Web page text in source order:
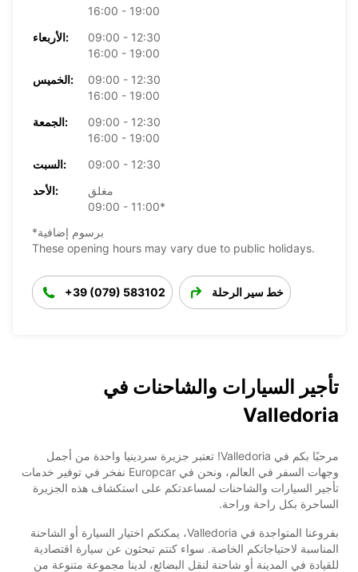
16:00 - 19:00
الأربعاء:
09:00 - 12:30
16:00 - 19:00
الخميس:
09:00 - 12:30
16:00 - 19:00
الجمعة:
09:00 - 12:30
16:00 - 19:00
السبت:
09:00 - 12:30
الأحد:
مغلق
09:00 - 11:00*
*برسوم إضافية
These opening hours may vary due to public holidays.
+39 (079) 583102 خط سير الرحلة
تأجير السيارات والشاحنات في
Valledoria
مرحبًا بكم في Valledoria! تعتبر جزيرة سردينيا واحدة من أجمل
وجهات السفر في العالم، ونحن في Europcar نفخر في توفير خدمات
تأجير السيارات والشاحنات لمساعدتكم على استكشاف هذه الجزيرة
الساحرة بكل راحة وراحة.
بفروعنا المتواجدة في Valledoria، يمكنكم اختيار السيارة أو الشاحنة
المناسبة لاحتياجاتكم الخاصة. سواء كنتم تبحثون عن سيارة اقتصادية
للقيادة في المدينة أو شاحنة لنقل البضائع، لدينا مجموعة متنوعة من